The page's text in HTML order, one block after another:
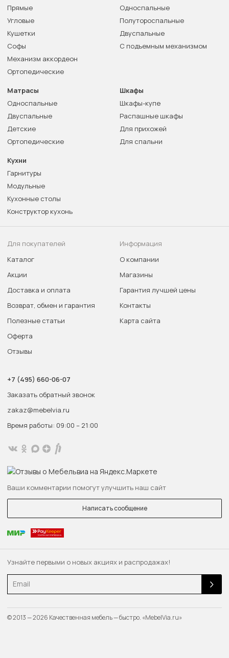
Узнайте первыми о новых акциях и распродажах!
Email
Прямые
Угловые
Кушетки
Софы
Механизм аккордеон
Ортопедические
Односпальные
Полутороспальные
Двуспальные
С подъемным механизмом
Матрасы
Односпальные
Двуспальные
Детские
Ортопедические
Шкафы
Шкафы-купе
Распашные шкафы
Для прихожей
Для спальни
Кухни
Гарнитуры
Модульные
Кухонные столы
Конструктор кухонь
Для покупателей
Каталог
Акции
Доставка и оплата
Возврат, обмен и гарантия
Полезные статьи
Оферта
Отзывы
Информация
О компании
Магазины
Гарантия лучшей цены
Контакты
Карта сайта
+7 (495) 660-06-07
Заказать обратный звонок
zakaz@mebelvia.ru
Время работы: 09:00 – 21:00
Ваши комментарии помогут улучшить наш сайт
Написать сообщение
© 2013 — 2026 Качественная мебель — быстро. «MebelVia.ru»